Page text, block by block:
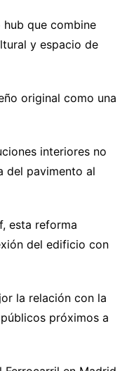
hub que combine
y espacio de
original como una
interiores no
del pavimento al
esta reforma
del edificio con
la relación con la
próximos a